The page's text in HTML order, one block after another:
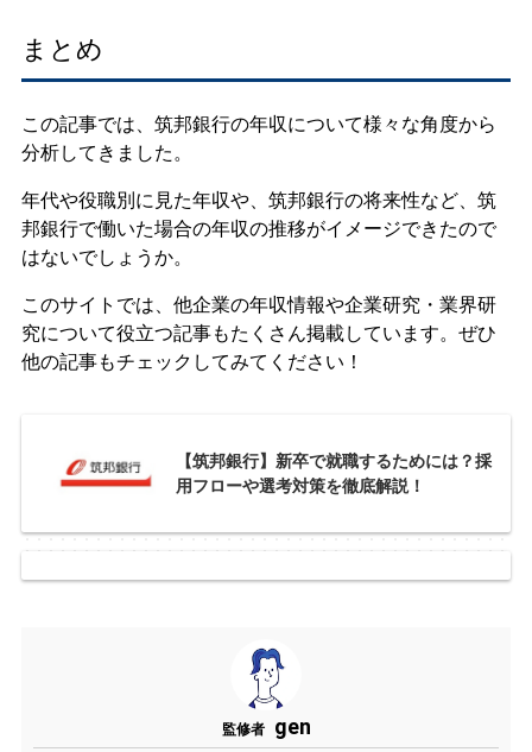
まとめ
この記事では、筑邦銀行の年収について様々な角度から
分析してきました。
年代や役職別に見た年収や、筑邦銀行の将来性など、筑
邦銀行で働いた場合の年収の推移がイメージできたので
はないでしょうか。
このサイトでは、他企業の年収情報や企業研究・業界研
究について役立つ記事もたくさん掲載しています。ぜひ
他の記事もチェックしてみてください！
【筑邦銀行】新卒で就職するためには？採
用フローや選考対策を徹底解説！
監修者 gen